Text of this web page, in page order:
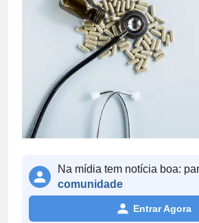
Na mídia tem notícia boa:
comunidade
Entrar Agora